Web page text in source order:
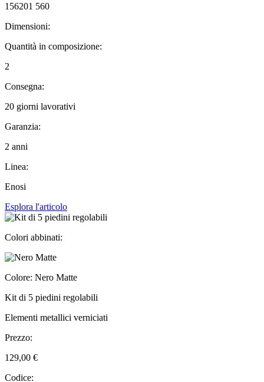
156201 560
Dimensioni:
Quantità in composizione:
2
Consegna:
20 giorni lavorativi
Garanzia:
2 anni
Linea:
Enosi
Esplora l'articolo
Colori abbinati:
Colore: Nero Matte
Kit di 5 piedini regolabili
Elementi metallici verniciati
Prezzo:
129,00 €
Codice: